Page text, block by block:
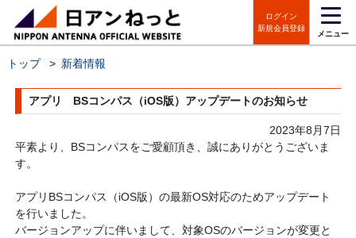
ログイン
新規会員登録
メニュー
トップ > 新着情報
アプリ BSコンパス（iOS版）アップデートのお知らせ
2023年8月7日
平素より、BSコンパスをご愛顧頂き、誠にありがとうございま
す。
アプリBSコンパス（iOS版）の最新OS対応のためアップデート
を行いました。
バージョンアップに伴いまして、対象OSのバージョンが変更と